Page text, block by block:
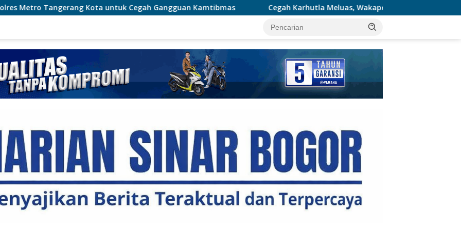
untuk Cegah Gangguan Kamtibmas Cegah Karhutla Meluas, Wakapolda Riau dan Irdam XIX/TT Turun Langsung